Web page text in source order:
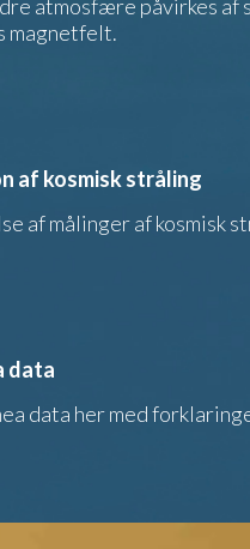
atmosfære påvirkes af
magnetfelt.
af kosmisk stråling
af målinger af kosmisk
data
data her med